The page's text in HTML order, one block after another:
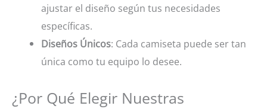
ajustar el diseño según tus necesidades
específicas.
Diseños Únicos: Cada camiseta puede ser tan
única como tu equipo lo desee.
¿Por Qué Elegir Nuestras